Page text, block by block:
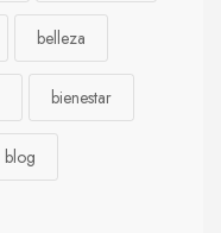
belleza
bienestar
blog